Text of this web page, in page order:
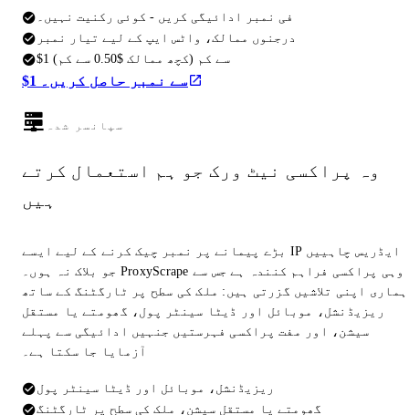
فی نمبر ادائیگی کریں - کوئی رکنیت نہیں۔
درجنوں ممالک، واٹس ایپ کے لیے تیار نمبر
$1 سے کم (کچھ ممالک $0.50 سے کم)
$1 سے نمبر حاصل کریں۔
سپانسر شدہ
وہ پراکسی نیٹ ورک جو ہم استعمال کرتے
ہیں
بڑے پیمانے پر نمبر چیک کرنے کے لیے ایسے IP ایڈریس چاہییں
جو بلاک نہ ہوں۔ ProxyScrape وہی پراکسی فراہم کنندہ ہے جس سے
ہماری اپنی تلاشیں گزرتی ہیں: ملک کی سطح پر ٹارگٹنگ کے ساتھ
ریزیڈنشل، موبائل اور ڈیٹا سینٹر پول، گھومتے یا مستقل
سیشن، اور مفت پراکسی فہرستیں جنہیں ادائیگی سے پہلے
آزمایا جا سکتا ہے۔
ریزیڈنشل، موبائل اور ڈیٹا سینٹر پول
گھومتے یا مستقل سیشن، ملک کی سطح پر ٹارگٹنگ